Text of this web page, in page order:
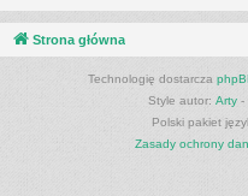
Strona główna
Technologię dostarcza
Style autor: Arty -
Polski pakiet
Zasady ochrony